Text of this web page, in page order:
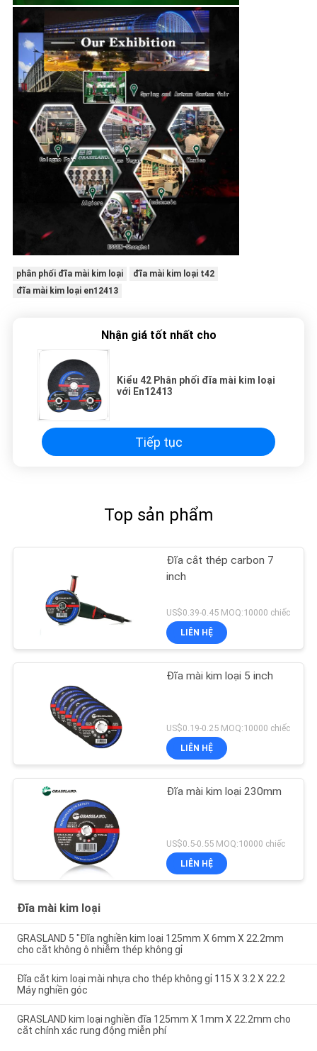
phân phối đĩa mài kim loại
đĩa mài kim loại t42
đĩa mài kim loại en12413
Nhận giá tốt nhất cho
Kiểu 42 Phân phối đĩa mài kim loại
với En12413
Tiếp tục
Top sản phẩm
Đĩa cắt thép carbon 7
inch
US$0.39-0.45 MOQ:10000 chiếc
LIÊN HỆ
Đĩa mài kim loại 5 inch
US$0.19-0.25 MOQ:10000 chiếc
LIÊN HỆ
Đĩa mài kim loại 230mm
US$0.5-0.55 MOQ:10000 chiếc
LIÊN HỆ
Đĩa mài kim loại
GRASLAND 5 "Đĩa nghiền kim loại 125mm X 6mm X 22.2mm
cho cắt không ô nhiễm thép không gỉ
Đĩa cắt kim loại mài nhựa cho thép không gỉ 115 X 3.2 X 22.2
Máy nghiền góc
GRASLAND kim loại nghiền đĩa 125mm X 1mm X 22.2mm cho
cắt chính xác rung động miễn phí